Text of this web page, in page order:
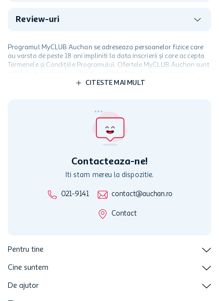
Review-uri
Programul MyCLUB Auchan se adreseaza persoanelor fizice care
au varsta de peste 18 ani impliniti la data inscrierii și care accepta
Termenele și Condițiile Programului. Ofertele MyCLUB Auchan sunt
valabile in limita stocurilor disponibile. Beneficiile se acorda in
limita a 12 unitati / card client o singura data in perioada promotiei.
activitati in afara celor mentionate in Termene si Conditii. Auchan
nu raspunde pentru imposibilitatea utilizarii Cardului in perioada in
care aceste este suspendat sau in perioada in care sunt efectuate
intretineri sau reparatii tehnice la sistemul de utilizarea al Cardului.
CITESTE MAI MULT
Contacteaza-ne!
Iti stam mereu la dispozitie.
021-9141 contact@auchan.ro
Contact
Pentru tine
Cine suntem
De ajutor